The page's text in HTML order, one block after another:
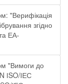
"Верифікація
згідно
ЕА-
"Вимоги до
ІSO/ІЕС